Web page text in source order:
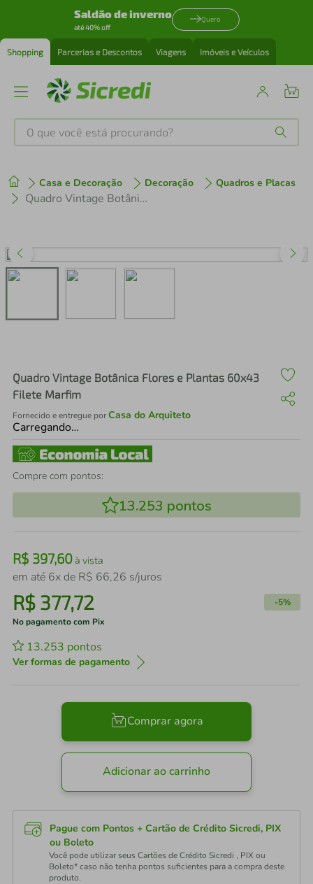
Saldão de inverno
até 40% off
Quero
Shopping Parcerias e Descontos Viagens Imóveis e Veículos
O que você está procurando?
Casa e Decoração Decoração Quadros e Placas
Quadro Vintage Botânica Flores e Plantas 60x43 Filete Marfim
Quadro Vintage Botânica Flores e Plantas 60x43
Filete Marfim
Fornecido e entregue porCasa do Arquiteto
Carregando…
Compre com pontos:
13.253 pontos
R$ 397,60à vista
em até 6x de R$ 66,26 s/juros
R$ 377,72 -5%
No pagamento com Pix
13.253 pontos
Ver formas de pagamento
Comprar agora
Adicionar ao carrinho
Pague com Pontos + Cartão de Crédito Sicredi, PIX
ou Boleto
Você pode utilizar seus Cartões de Crédito Sicredi , PIX ou
Boleto* caso não tenha pontos suficientes para a compra deste
produto.
1º tenis
perfume